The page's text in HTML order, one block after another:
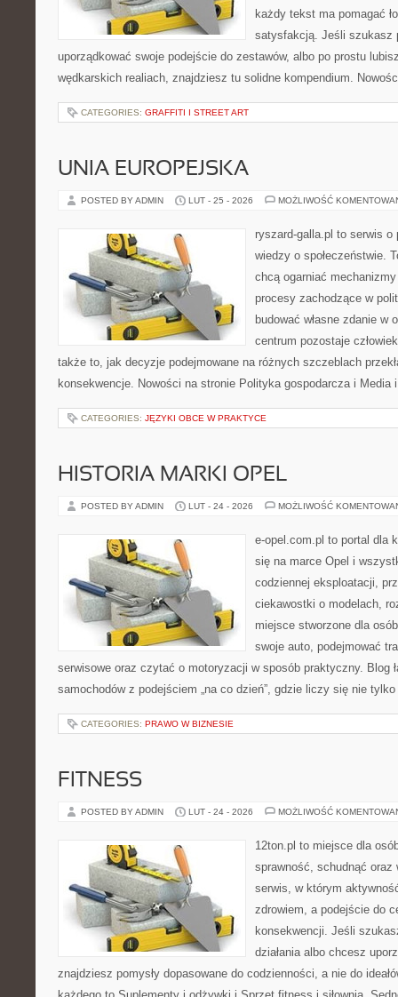
każdy tekst ma pomagać
satysfakcją. Jeśli szukasz
uporządkować swoje podejście do zestawów, albo po prostu
wędkarskich realiach, znajdziesz tu solidne kompendium.
CATEGORIES: GRAFFITI I STREET ART
UNIA EUROPEJSKA
POSTED BY ADMIN LUT - 25 - 2026 MOŻLIWOŚĆ
ryszard-galla.pl to serwis
wiedzy o społeczeństwie.
chcą ogarniać
procesy zachodzące w
budować własne zdanie
centrum pozostaje
także to, jak decyzje podejmowane na różnych szczeblach
konsekwencje. Nowości na stronie Polityka gospodarcza i
CATEGORIES: JĘZYKI OBCE W PRAKTYCE
HISTORIA MARKI OPEL
POSTED BY ADMIN LUT - 24 - 2026 MOŻLIWOŚĆ
e-opel.com.pl to portal dla
się na marce Opel i
codziennej eksploatacji,
ciekawostki o modelach,
miejsce stworzone dla
swoje auto, podejmować
serwisowe oraz czytać o motoryzacji w sposób praktyczny. Blog
samochodów z podejściem „na co dzień”, gdzie liczy się nie
CATEGORIES: PRAWO W BIZNESIE
FITNESS
POSTED BY ADMIN LUT - 24 - 2026 MOŻLIWOŚĆ
12ton.pl to miejsce dla
sprawność, schudnąć oraz
serwis, w którym
zdrowiem, a podejście do
konsekwencji. Jeśli
działania albo chcesz
znajdziesz pomysły dopasowane do codzienności, a nie do